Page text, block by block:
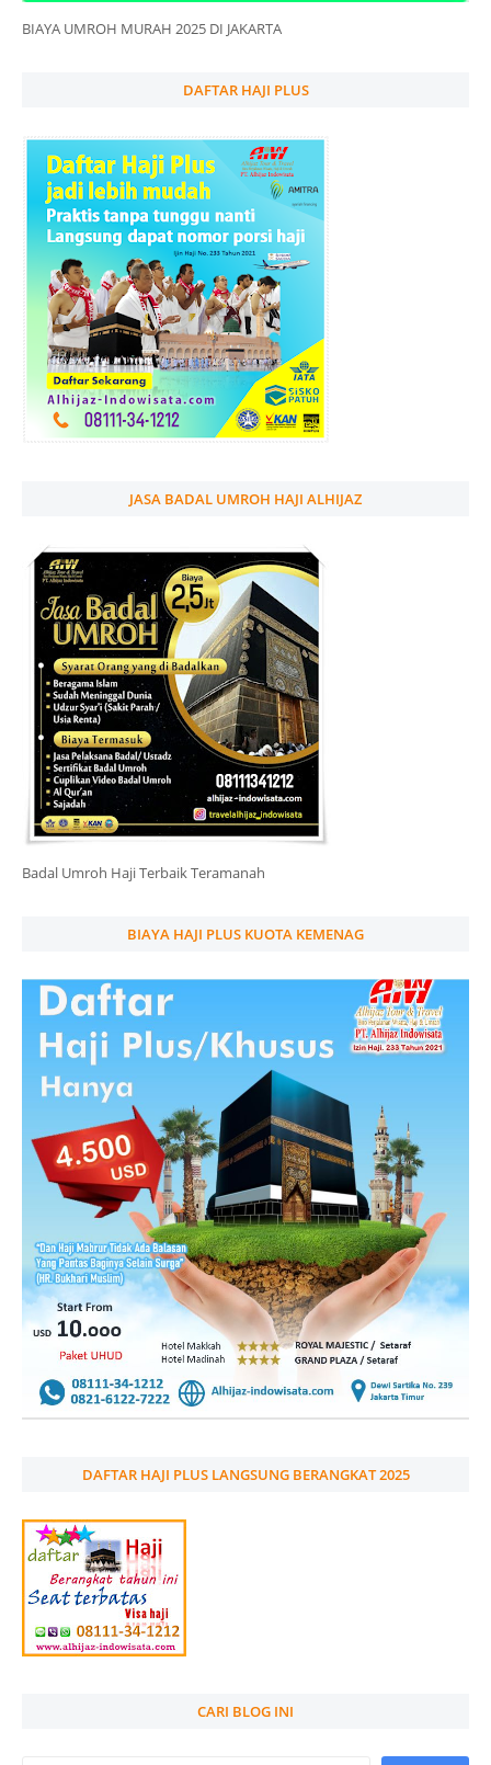
BIAYA UMROH MURAH 2025 DI JAKARTA
DAFTAR HAJI PLUS
JASA BADAL UMROH HAJI ALHIJAZ
Badal Umroh Haji Terbaik Teramanah
BIAYA HAJI PLUS KUOTA KEMENAG
DAFTAR HAJI PLUS LANGSUNG BERANGKAT 2025
CARI BLOG INI